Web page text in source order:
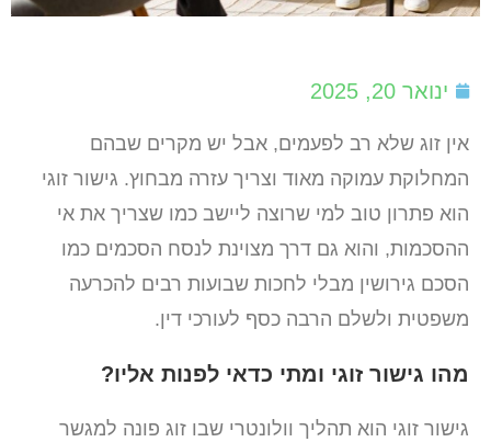
ינואר 20, 2025
אין זוג שלא רב לפעמים, אבל יש מקרים שבהם
המחלוקת עמוקה מאוד וצריך עזרה מבחוץ. גישור זוגי
הוא פתרון טוב למי שרוצה ליישב כמו שצריך את אי
ההסכמות, והוא גם דרך מצוינת לנסח הסכמים כמו
הסכם גירושין מבלי לחכות שבועות רבים להכרעה
משפטית ולשלם הרבה כסף לעורכי דין.
מהו גישור זוגי ומתי כדאי לפנות אליו?
גישור זוגי הוא תהליך וולונטרי שבו זוג פונה למגשר